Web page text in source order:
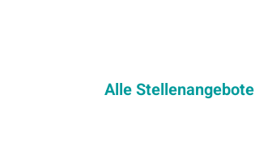
Alle Stellenangebote